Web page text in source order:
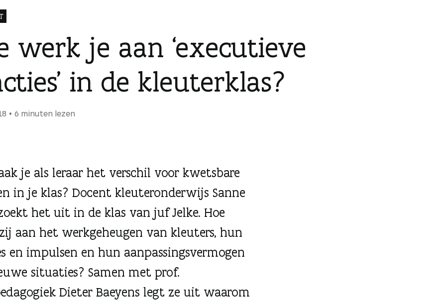
werk je aan ‘executieve
in de kleuterklas?
6 minuten lezen
je als leraar het verschil voor kwetsbare
in je klas? Docent kleuteronderwijs Sanne
het uit in de klas van juf Jelke. Hoe
aan het werkgeheugen van kleuters, hun
en impulsen en hun aanpassingsvermogen
situaties? Samen met prof.
Dieter Baeyens legt ze uit waarom